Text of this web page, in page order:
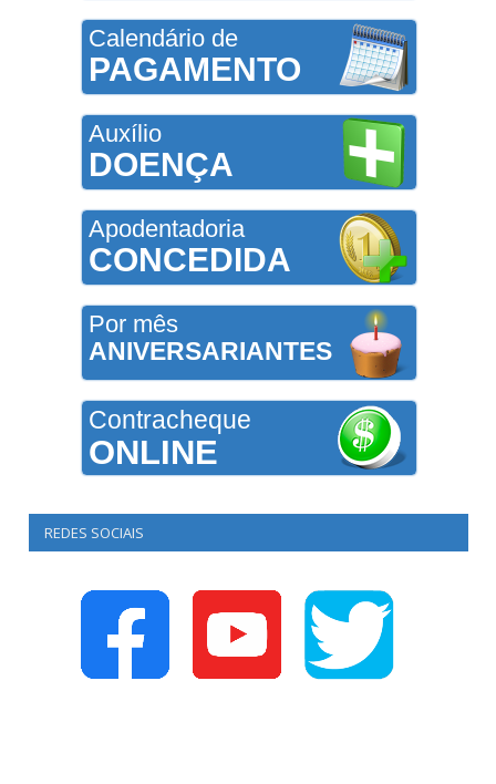
Calendário de
PAGAMENTO
Auxílio
DOENÇA
Apodentadoria
CONCEDIDA
Por mês
ANIVERSARIANTES
Contracheque
ONLINE
REDES SOCIAIS